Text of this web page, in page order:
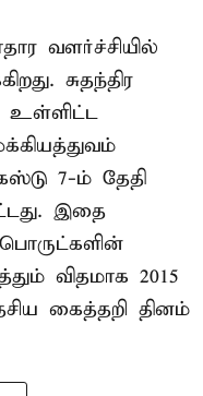
வளர்ச்சியில்
சுதந்திர
உள்ளிட்ட
7-ம் தேதி
இதை
விதமாக 2015
கைத்தறி தினம்